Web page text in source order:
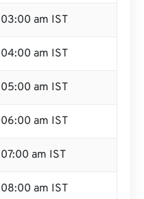
03:00 am IST
04:00 am IST
05:00 am IST
06:00 am IST
07:00 am IST
08:00 am IST